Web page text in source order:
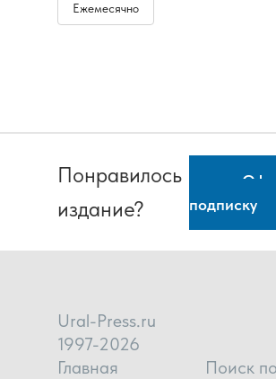
Ежемесячно
Понравилось
издание?
подписку
Ural-Press.ru
1997-2026
Главная
Поиск